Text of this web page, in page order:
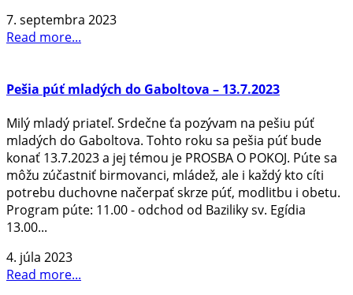
7. septembra 2023
Read more...
Pešia púť mladých do Gaboltova – 13.7.2023
Milý mladý priateľ. Srdečne ťa pozývam na pešiu púť
mladých do Gaboltova. Tohto roku sa pešia púť bude
konať 13.7.2023 a jej témou je PROSBA O POKOJ. Púte sa
môžu zúčastniť birmovanci, mládež, ale i každý kto cíti
potrebu duchovne načerpať skrze púť, modlitbu i obetu.
Program púte: 11.00 - odchod od Baziliky sv. Egídia
13.00...
4. júla 2023
Read more...